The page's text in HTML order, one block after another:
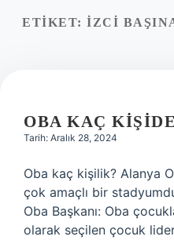
Yasal Uyarı
ETIKET: İZCI
OBA KAÇ
Tarih: Aralık 28, 2024
Oba kaç kişilik? Alanya
çok amaçlı bir
Oba Başkanı: Oba
olarak seçilen çocuk